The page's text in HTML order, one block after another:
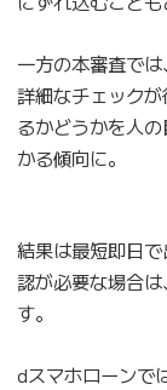
一方の本審査で
詳細なチェック
るかどうかを人
かる傾向に。
結果は最短即日
認が必要な場合
す。
dスマホローンで